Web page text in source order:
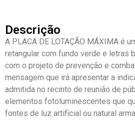
Descrição
A PLACA DE LOTAÇÃO MÁXIMA é
retangular com fundo verde e letras
com o projeto de prevenção e
mensagem que irá apresentar a
admitida no recinto de reunião de
elementos fotoluminescentes que
fontes de luz artificial ou natural